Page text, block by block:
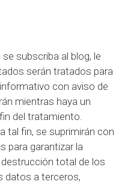
subscriba al blog, le
serán tratados para
con aviso de
mientras haya un
del tratamiento.
tal fin, se suprimirán con
para garantizar la
total de los
datos a terceros,